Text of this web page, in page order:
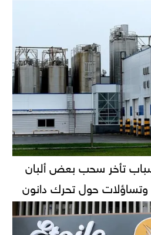
تأخر سحب بعض ألبان
حول تحرك دانون